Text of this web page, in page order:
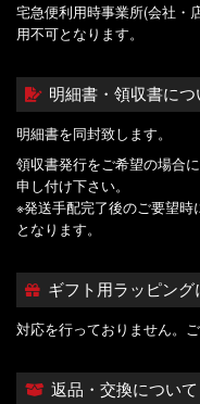
宅急便利用時事業所(会社・
用不可となります。
明細書・領収書につ
明細書を同封致します。
領収書発行をご希望の場合
申し付け下さい。
※発送手配完了後のご要望
となります。
ギフト用ラッピング
対応を行っておりません。ご
返品・交換について